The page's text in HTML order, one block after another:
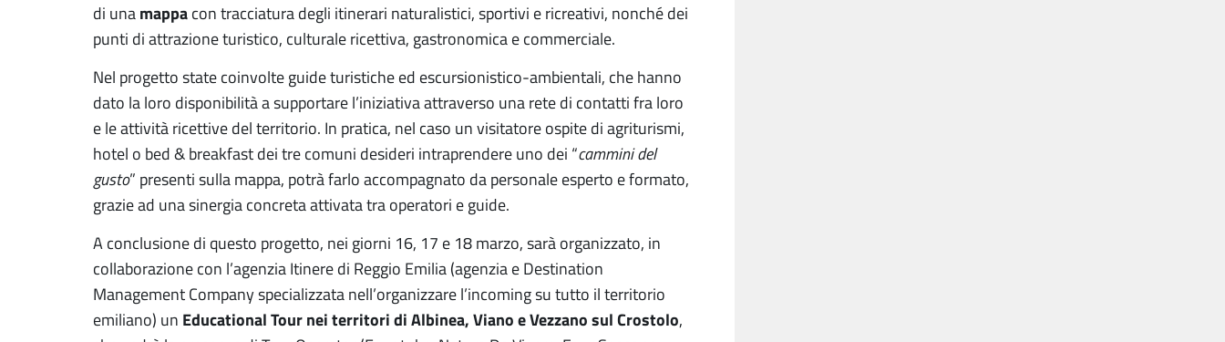
di una mappa con tracciatura degli itinerari naturalistici, sportivi e ricreativi, nonché dei
punti di attrazione turistico, culturale ricettiva, gastronomica e commerciale.
Nel progetto state coinvolte guide turistiche ed escursionistico-ambientali, che hanno
dato la loro disponibilità a supportare l’iniziativa attraverso una rete di contatti fra loro
e le attività ricettive del territorio. In pratica, nel caso un visitatore ospite di agriturismi,
hotel o bed & breakfast dei tre comuni desideri intraprendere uno dei “cammini del
gusto” presenti sulla mappa, potrà farlo accompagnato da personale esperto e formato,
grazie ad una sinergia concreta attivata tra operatori e guide.
A conclusione di questo progetto, nei giorni 16, 17 e 18 marzo, sarà organizzato, in
collaborazione con l’agenzia Itinere di Reggio Emilia (agenzia e Destination
Management Company specializzata nell’organizzare l’incoming su tutto il territorio
emiliano) un Educational Tour nei territori di Albinea, Viano e Vezzano sul Crostolo,